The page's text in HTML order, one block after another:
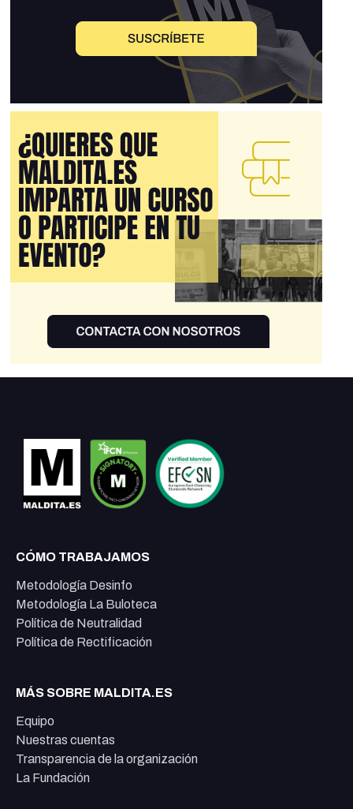
CÓMO TRABAJAMOS
Metodología Desinfo
Metodología La Buloteca
Política de Neutralidad
Política de Rectificación
MÁS SOBRE MALDITA.ES
Equipo
Nuestras cuentas
Transparencia de la organización
La Fundación